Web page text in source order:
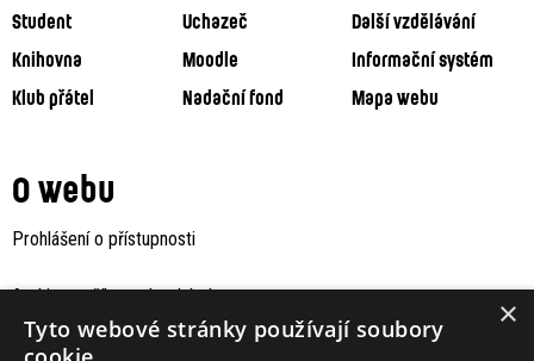
Student
Uchazeč
Další vzdělávání
Knihovna
Moodle
Informační systém
Klub přátel
Nadační fond Mapa webu
O webu
Prohlášení o přístupnosti
Archiv staršího webu Jaboku ×
Tyto webové stránky používají soubory